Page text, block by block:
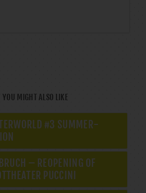
YOU MIGHT ALSO LIKE
#3 SUMMER-
– REOPENING OF
PUCCINI